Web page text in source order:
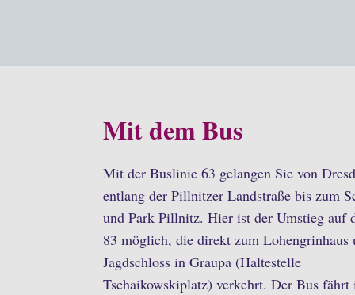
Mit dem Bus
Mit der Buslinie 63 gelangen Sie von
entlang der Pillnitzer Landstraße bis zum
und Park Pillnitz. Hier ist der Umstieg auf
83 möglich, die direkt zum Lohengrinhaus
Jagdschloss in Graupa (Haltestelle
Tschaikowskiplatz) verkehrt. Der Bus fährt